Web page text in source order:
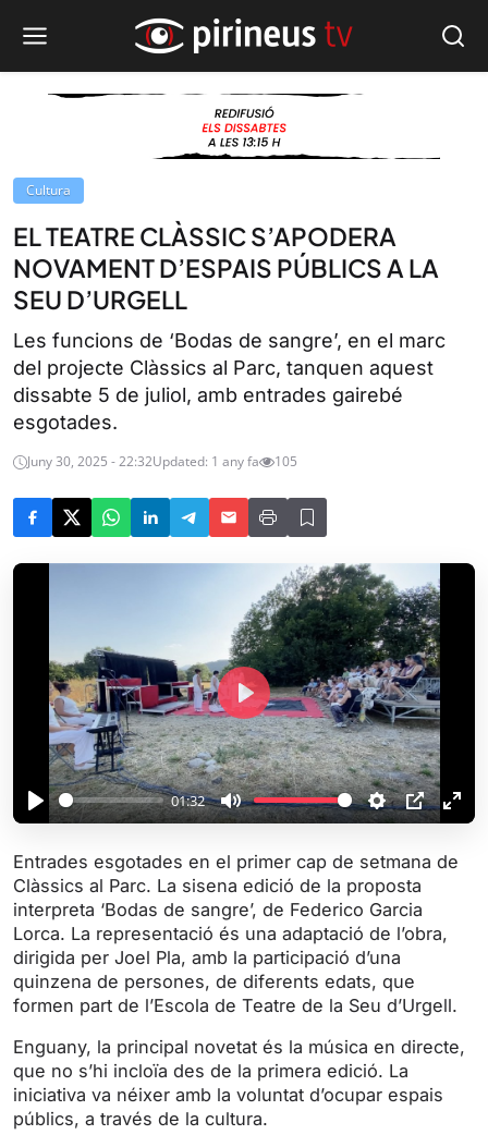
Cultura
EL TEATRE CLÀSSIC S’APODERA
NOVAMENT D’ESPAIS PÚBLICS A LA
SEU D’URGELL
Les funcions de ‘Bodas de sangre’, en el marc
del projecte Clàssics al Parc, tanquen aquest
dissabte 5 de juliol, amb entrades gairebé
esgotades.
Juny 30, 2025 - 22:32Updated: 1 any fa 105
P
a
y
01:32
M
t
e
S
t
t
i
n
g
s
P
P
E
l
l
P
l
a
y
Entrades esgotades en el primer cap de setmana de
Clàssics al Parc. La sisena edició de la proposta
interpreta ‘Bodas de sangre’, de Federico Garcia
Lorca. La representació és una adaptació de l’obra,
dirigida per Joel Pla, amb la participació d’una
quinzena de persones, de diferents edats, que
formen part de l’Escola de Teatre de la Seu d’Urgell.
Enguany, la principal novetat és la música en directe,
que no s’hi incloïa des de la primera edició. La
iniciativa va néixer amb la voluntat d’ocupar espais
públics, a través de la cultura.